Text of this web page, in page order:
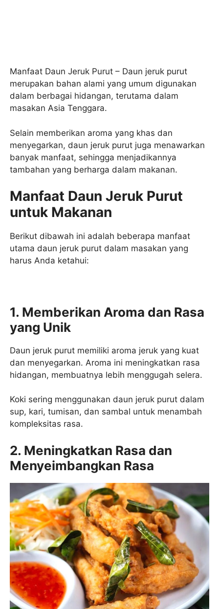
Manfaat Daun Jeruk Purut – Daun jeruk purut
merupakan bahan alami yang umum digunakan
dalam berbagai hidangan, terutama dalam
masakan Asia Tenggara.
Selain memberikan aroma yang khas dan
menyegarkan, daun jeruk purut juga menawarkan
banyak manfaat, sehingga menjadikannya
tambahan yang berharga dalam makanan.
Manfaat Daun Jeruk Purut
untuk Makanan
Berikut dibawah ini adalah beberapa manfaat
utama daun jeruk purut dalam masakan yang
harus Anda ketahui:
1. Memberikan Aroma dan Rasa
yang Unik
Daun jeruk purut memiliki aroma jeruk yang kuat
dan menyegarkan. Aroma ini meningkatkan rasa
hidangan, membuatnya lebih menggugah selera.
Koki sering menggunakan daun jeruk purut dalam
sup, kari, tumisan, dan sambal untuk menambah
kompleksitas rasa.
2. Meningkatkan Rasa dan
Menyeimbangkan Rasa